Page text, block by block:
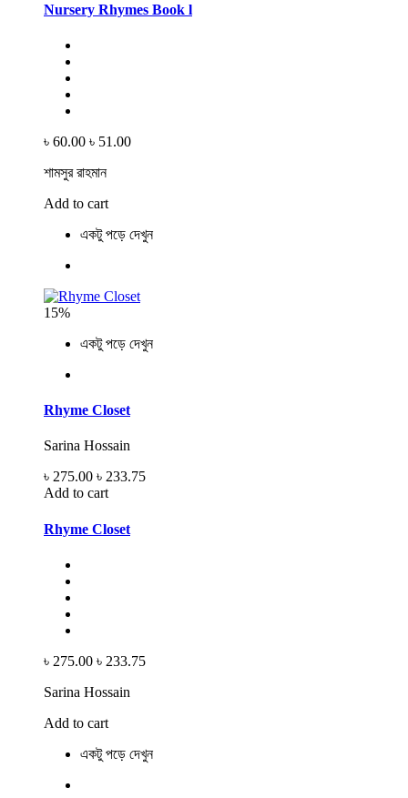
Nursery Rhymes Book l
৳ 60.00 ৳ 51.00
শামসুর রাহমান
Add to cart
একটু পড়ে দেখুন
15%
একটু পড়ে দেখুন
Rhyme Closet
Sarina Hossain
৳ 275.00 ৳ 233.75
Add to cart
Rhyme Closet
৳ 275.00 ৳ 233.75
Sarina Hossain
Add to cart
একটু পড়ে দেখুন